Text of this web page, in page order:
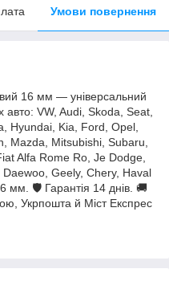
Умови повернення
16 мм — універсальний
авто: VW, Audi, Skoda, Seat,
Hyundai, Kia, Ford, Opel,
Mazda, Mitsubishi, Subaru,
Alfa Rome Ro, Je Dodge,
Geely, Chery, Haval
мм. 🛡 Гарантія 14 днів. 🚚
Укрпошта й Міст Експрес